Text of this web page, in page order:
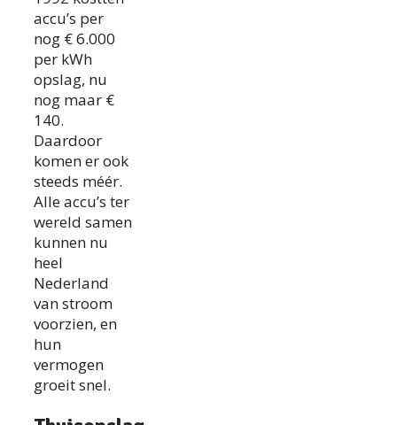
accu’s per
nog € 6.000
per kWh
opslag, nu
nog maar €
140.
Daardoor
komen er ook
steeds méér.
Alle accu’s ter
wereld samen
kunnen nu
heel
Nederland
van stroom
voorzien, en
hun
vermogen
groeit snel.